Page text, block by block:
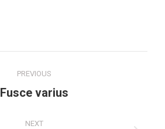
PREVIOUS
Previous
Fusce varius
NEXT